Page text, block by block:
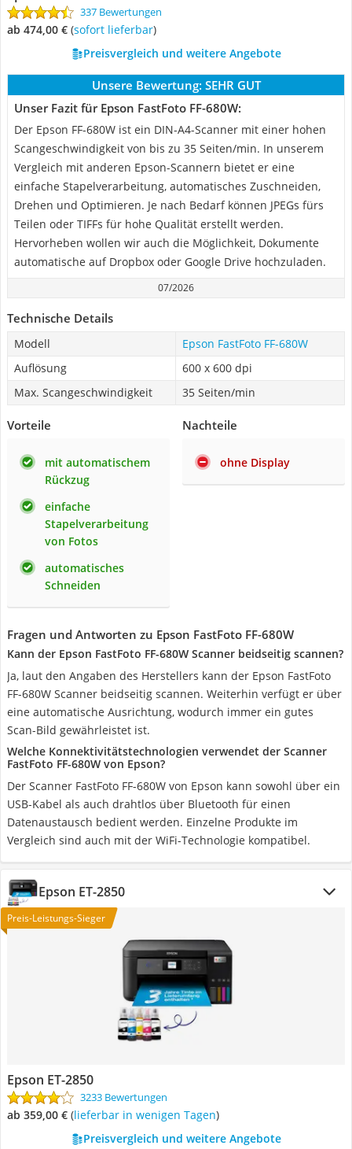
337 Bewertungen
ab 474,00 € ( Sofort lieferbar)
Preisvergleich und weitere Angebote
Unsere Bewertung: SEHR GUT
Unser Fazit für Epson FastFoto FF-680W:
Der Epson FF-680W ist ein DIN-A4-Scanner mit einer hohen
Scangeschwindigkeit von bis zu 35 Seiten/min. In unserem
Vergleich mit anderen Epson-Scannern bietet er eine
einfache Stapelverarbeitung, automatisches Zuschneiden,
Drehen und Optimieren. Je nach Bedarf können JPEGs fürs
Teilen oder TIFFs für hohe Qualität erstellt werden.
Hervorheben wollen wir auch die Möglichkeit, Dokumente
automatische auf Dropbox oder Google Drive hochzuladen.
07/2026
Technische Details
Modell
Epson FastFoto FF-680W
Auflösung
600 x 600 dpi
Max. Scangeschwindigkeit
35 Seiten/min
Vorteile
mit automatischem
Rückzug
einfache
Stapelverarbeitung
von Fotos
automatisches
Schneiden
Nachteile
ohne Display
Fragen und Antworten zu Epson FastFoto FF-680W
Kann der Epson FastFoto FF-680W Scanner beidseitig scannen?
Ja, laut den Angaben des Herstellers kann der Epson FastFoto
FF-680W Scanner beidseitig scannen. Weiterhin verfügt er über
eine automatische Ausrichtung, wodurch immer ein gutes
Scan-Bild gewährleistet ist.
Welche Konnektivitätstechnologien verwendet der Scanner
FastFoto FF-680W von Epson?
Der Scanner FastFoto FF-680W von Epson kann sowohl über ein
USB-Kabel als auch drahtlos über Bluetooth für einen
Datenaustausch bedient werden. Einzelne Produkte im
Vergleich sind auch mit der WiFi-Technologie kompatibel.
Epson ET-2850
Preis-Leistungs-Sieger
Epson ET-2850
3233 Bewertungen
ab 359,00 € ( Lieferbar in wenigen Tagen)
Preisvergleich und weitere Angebote